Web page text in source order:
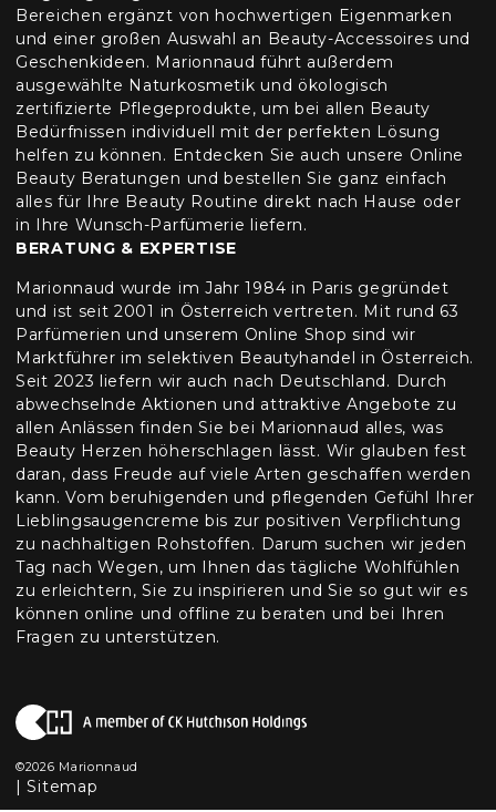
Bereichen ergänzt von hochwertigen Eigenmarken
und einer großen Auswahl an Beauty-Accessoires und
Geschenkideen. Marionnaud führt außerdem
ausgewählte Naturkosmetik und ökologisch
zertifizierte Pflegeprodukte, um bei allen Beauty
Bedürfnissen individuell mit der perfekten Lösung
helfen zu können. Entdecken Sie auch unsere Online
Beauty Beratungen und bestellen Sie ganz einfach
alles für Ihre Beauty Routine direkt nach Hause oder
in Ihre Wunsch-Parfümerie liefern.
BERATUNG & EXPERTISE
Marionnaud wurde im Jahr 1984 in Paris gegründet
und ist seit 2001 in Österreich vertreten. Mit rund 63
Parfümerien und unserem Online Shop sind wir
Marktführer im selektiven Beautyhandel in Österreich.
Seit 2023 liefern wir auch nach Deutschland. Durch
abwechselnde Aktionen und attraktive Angebote zu
allen Anlässen finden Sie bei Marionnaud alles, was
Beauty Herzen höherschlagen lässt. Wir glauben fest
daran, dass Freude auf viele Arten geschaffen werden
kann. Vom beruhigenden und pflegenden Gefühl Ihrer
Lieblingsaugencreme bis zur positiven Verpflichtung
zu nachhaltigen Rohstoffen. Darum suchen wir jeden
Tag nach Wegen, um Ihnen das tägliche Wohlfühlen
zu erleichtern, Sie zu inspirieren und Sie so gut wir es
können online und offline zu beraten und bei Ihren
Fragen zu unterstützen.
©2026 Marionnaud
|Sitemap